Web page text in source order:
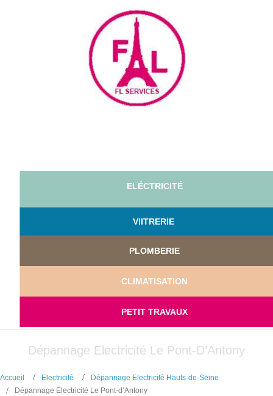
ELÉCTRICITÉ
VIITRERIE
PLOMBERIE
CLIMATISATION
PETIT TRAVAUX
Dépannage Electricité Le Pont-D’Antony
Accueil Electricité
Dépannage Electricité Hauts-de-Seine
Dépannage Electricité Le Pont-d’Antony